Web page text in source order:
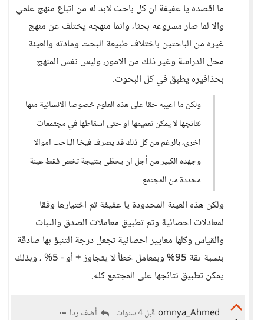
ما اقصده يا عفيفة ان كل باحث لابد له من اتباع منهج علمي
والا لما صار مشروعه بحثا، وانما منهجه يختلف عن منهج
غيره من الباحثين باختلاف طبيعة البحث ومادته والعينة
محل الدراسة وغير ذلك من الامور، وليس نفس المنهج
بحذافيره يطبق في كل البحوث.
ولكن ما اعيبه حقا على هذه العلوم خصوصا الانسانية منها
نتائجها لا يمكن تعميمها او حتى اسقاطها في مجتمعات
اخرى، بالرغم من كل ذلك قد يصرف فيخا الباحث اموالا
وجهده الكبير من أجل ان يحظى بنتيجة تخص فقط عينة
محددة من المجتمع
ولكن هذه العينة المحدودة يا عفيفة تم اختيارها وفقا
لمعادلات احصائية وتم تطبيق معاملات الصدق والثبات
والقياس وكلها معايير احصائية تجعل درجة التنبؤ بها صادقة
بنسبة ثقة 95% وبمعامل خطأ لا يتجاوز + أو - 5% ، وبذلك
يمكن تطبيق نتائجها على المجتمع كله.
omnya_Ahmed قبل 4 سنوات
أضف ردا